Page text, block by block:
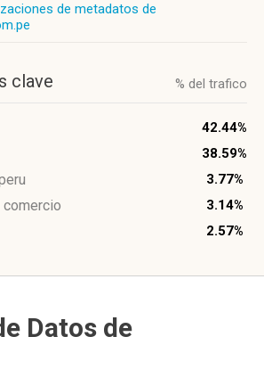
de metadatos de
clave % del trafico
42.44%
38.59%
3.77%
3.14%
2.57%
Datos de